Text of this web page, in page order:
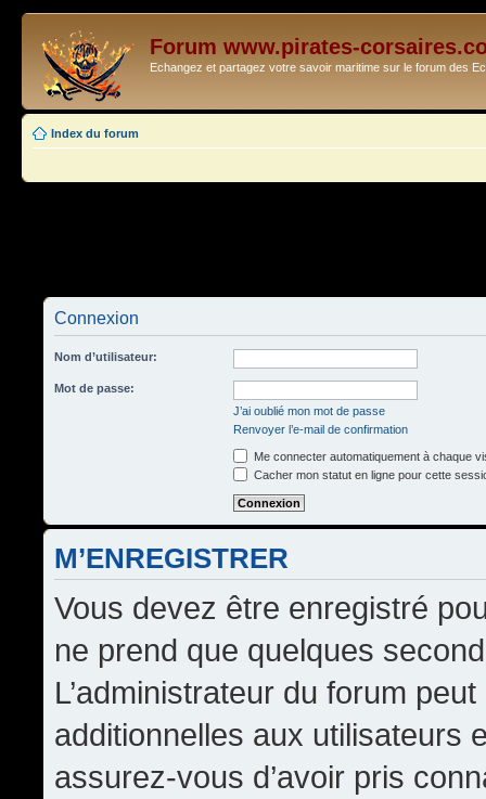
Forum www.pirates-
Echangez et partagez votre savoir maritime sur le forum des
Index du forum
Connexion
Nom d’utilisateur:
Mot de passe:
J’ai oublié mon mot de passe
Renvoyer l’e-mail de confirmation
Me connecter automatiquement à chaque
Cacher mon statut en ligne pour cette
M’ENREGISTRER
Vous devez être enregistré
ne prend que quelques
L’administrateur du forum
additionnelles aux utilisateurs
assurez-vous d’avoir pris